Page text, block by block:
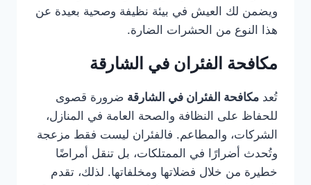
ويضمن لك العيش في بيئة نظيفة وصحية بعيدة عن
هذا النوع من الحشرات الضارة.
مكافحة الفئران في الشارقة
تُعد مكافحة الفئران في الشارقة ضرورة قصوى
للحفاظ على النظافة والصحة العامة في المنازل،
الشركات، والمطاعم. فالفئران ليست فقط مزعجة
وتُحدث أضرارًا في الممتلكات، بل تنقل أمراضًا
خطيرة من خلال فضلاتها ومخلفاتها. لذلك، تقدم